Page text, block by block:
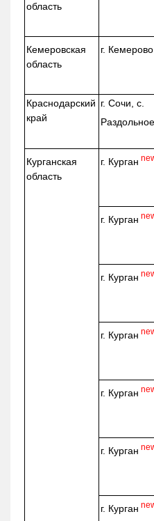
область
Кемеровская
область
г. Кемерово
Краснодарский
край
г. Сочи, с.
Раздольное
Курганская
область
г. Курган
г. Курган
г. Курган
г. Курган
г. Курган
г. Курган
г. Курган